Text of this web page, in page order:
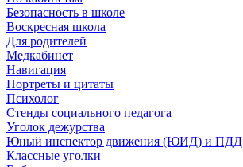
Безопасность в школе
Воскресная школа
Для родителей
Медкабинет
Навигация
Портреты и цитаты
Психолог
Стенды социального педагога
Уголок дежурства
Юный инспектор движения (ЮИД) и ПДД
Классные уголки